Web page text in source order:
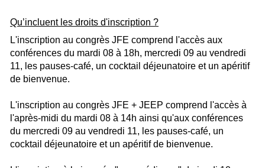
Qu’incluent les droits d'inscription ?
L'inscription au congrès JFE comprend l'accès aux
conférences du mardi 08 à 18h, mercredi 09 au vendredi
11, les pauses-café, un cocktail déjeunatoire et un apéritif
de bienvenue.
L'inscription au congrès JFE + JEEP comprend l'accès à
l'après-midi du mardi 08 à 14h ainsi qu'aux conférences
du mercredi 09 au vendredi 11, les pauses-café, un
cocktail déjeunatoire et un apéritif de bienvenue.